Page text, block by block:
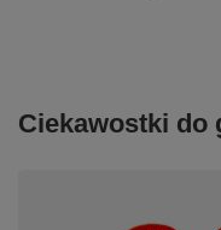
Ciekawostki do